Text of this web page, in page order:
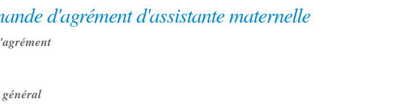
d'agrément d'assistante maternelle